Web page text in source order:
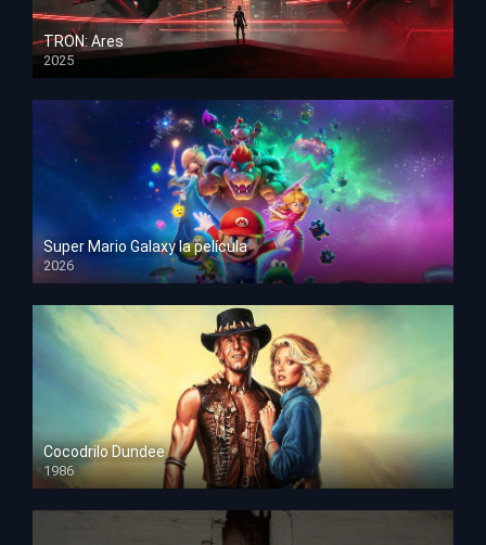
TRON: Ares
2025
HD 1080p
Super Mario Galaxy la película
2026
HD 1080p
Cocodrilo Dundee
1986
HD 1080p